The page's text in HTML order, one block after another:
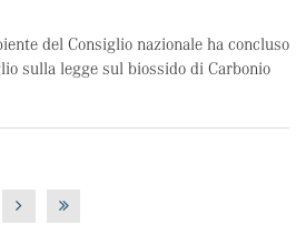
del Consiglio nazionale ha concluso
sulla legge sul biossido di Carbonio